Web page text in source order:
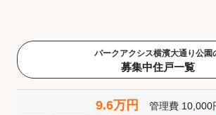
パークアクシス横濱大通り公園
募集中住戸一覧
9.6万円 管理費 10,000